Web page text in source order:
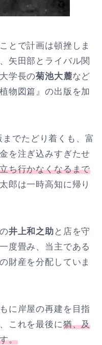
とで計画は頓挫しま
矢田部とライバル関
学長の菊池大麓など
物図篇』の出版を加
でたどり着くも、富
を注ぎ込みすぎたせ
ち行かなくなるまで
郎は一時高知に帰り
井上和之助 と店を守
度畳み、当主である
財産を分配していま
に岸屋の再建を目指
これを最後に猶、及
。